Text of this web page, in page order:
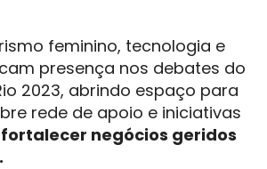
feminino, tecnologia e
presença nos debates do
2023, abrindo espaço para
rede de apoio e iniciativas
fortalecer negócios geridos